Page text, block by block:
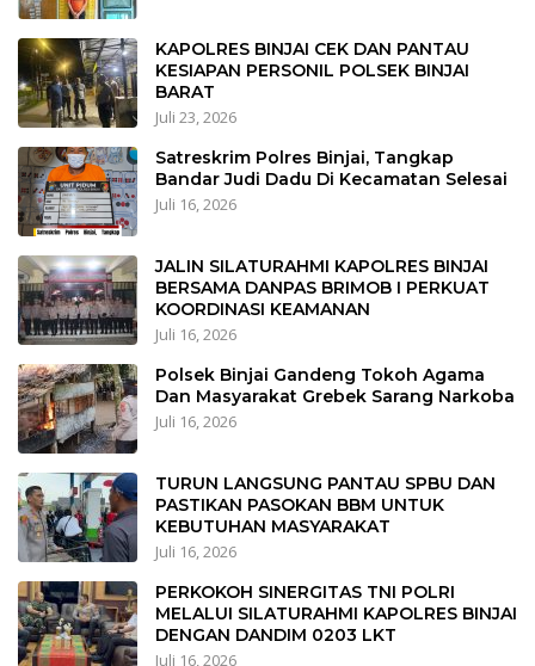
KAPOLRES BINJAI CEK DAN PANTAU
KESIAPAN PERSONIL POLSEK BINJAI
BARAT
Juli 23, 2026
Satreskrim Polres Binjai, Tangkap
Bandar Judi Dadu Di Kecamatan Selesai
Juli 16, 2026
JALIN SILATURAHMI KAPOLRES BINJAI
BERSAMA DANPAS BRIMOB I PERKUAT
KOORDINASI KEAMANAN
Juli 16, 2026
Polsek Binjai Gandeng Tokoh Agama
Dan Masyarakat Grebek Sarang Narkoba
Juli 16, 2026
TURUN LANGSUNG PANTAU SPBU DAN
PASTIKAN PASOKAN BBM UNTUK
KEBUTUHAN MASYARAKAT
Juli 16, 2026
PERKOKOH SINERGITAS TNI POLRI
MELALUI SILATURAHMI KAPOLRES BINJAI
DENGAN DANDIM 0203 LKT
Juli 16, 2026